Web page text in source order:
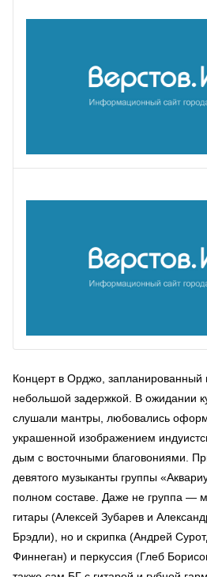
Концерт в Орджо, запланированный
небольшой задержкой. В ожидании
слушали мантры, любовались
украшенной изображением
дым с восточными благовониями.
девятого музыканты группы
полном составе. Даже не группа —
гитары (Алексей Зубарев и
Брэдли), но и скрипка (Андрей
Финнеган) и перкуссия (Глеб